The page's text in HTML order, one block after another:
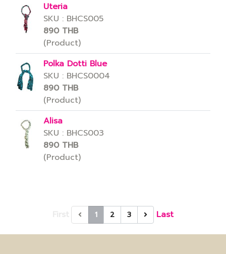
Uteria
SKU : BHCS005
890 THB
(Product)
Polka Dotti Blue
SKU : BHCS0004
890 THB
(Product)
Alisa
SKU : BHCS003
890 THB
(Product)
1 2 3 Last